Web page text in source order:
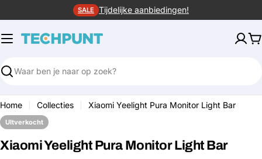
naar
inhoud
SALE Tijdelijke aanbiedingen!
Zoeken
Home Collecties Xiaomi Yeelight Pura Monitor Light Bar
UItverkocht
Xiaomi Yeelight Pura Monitor Light Bar